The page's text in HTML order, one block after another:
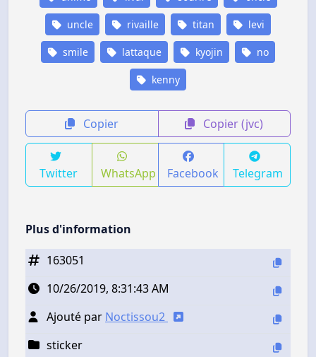
uncle rivaille titan levi
smile lattaque kyojin no
kenny
Copier Copier (jvc)
Twitter WhatsApp Facebook Telegram
Plus d'information
163051
10/26/2019, 8:31:43 AM
Ajouté par Noctissou2
sticker